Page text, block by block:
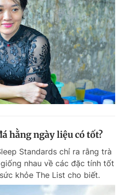
hằng ngày liệu có tốt?
Standards chỉ ra rằng trà
nhau về các đặc tính tốt
khỏe The List cho biết.